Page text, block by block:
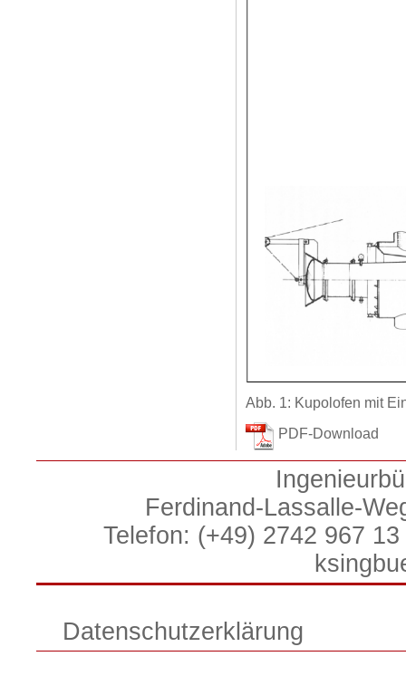
Abb. 1: Kupolofen mit
PDF-Download
Ferdinand-Lassalle-
Telefon: (+49) 2742 967
Datenschutzerklärung